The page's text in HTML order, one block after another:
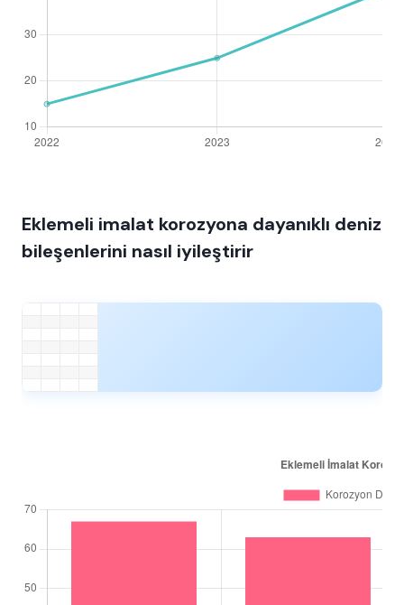
Eklemeli imalat korozyona dayanıklı deniz
bileşenlerini nasıl iyileştirir